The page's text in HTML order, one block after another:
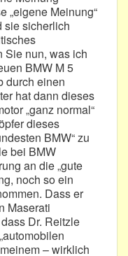
„eigene Meinung“
sie sicherlich
Sie nun, was ich
BMW M 5
durch einen
hat dann dieses
„ganz normal“
dieses
BMW“ zu
bei BMW
an die „gute
noch so ein
Dass er
Maserati
Dr. Reitzle
– wirklich